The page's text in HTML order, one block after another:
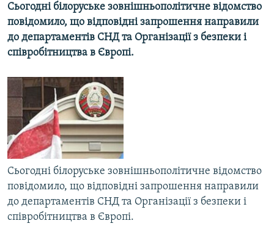
СВІТ
КИТАЙ.ВИКЛИКИ
МУЛЬТИМЕДІА
ФОТО
СПЕЦПРОЄКТИ
ПОДКАСТИ
КРИМ РЕАЛІЇ
РУС
УКР
КТАТ
ДОЛУЧАЙСЯ!
Сьогодні білоруське зовнішньополітичне відомство
повідомило, що відповідні запрошення направили
до департаментів СНД та Організації з безпеки і
співробітництва в Європі.
Сьогодні білоруське зовнішньополітичне відомство
повідомило, що відповідні запрошення направили
до департаментів СНД та Організації з безпеки і
співробітництва в Європі.